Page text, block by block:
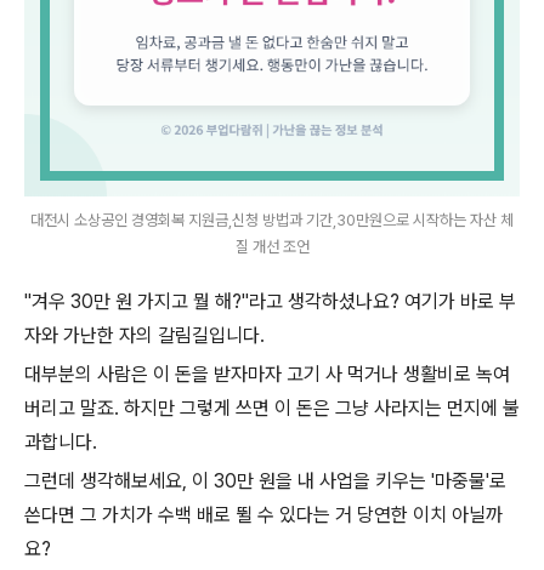
대전시 소상공인 경영회복 지원금,신청 방법과 기간,30만원으로 시작하는 자산 체
질 개선 조언
"겨우 30만 원 가지고 뭘 해?"라고 생각하셨나요? 여기가 바로 부
자와 가난한 자의 갈림길입니다.
대부분의 사람은 이 돈을 받자마자 고기 사 먹거나 생활비로 녹여
버리고 말죠. 하지만 그렇게 쓰면 이 돈은 그냥 사라지는 먼지에 불
과합니다.
그런데 생각해보세요, 이 30만 원을 내 사업을 키우는 '마중물'로
쓴다면 그 가치가 수백 배로 뛸 수 있다는 거 당연한 이치 아닐까
요?